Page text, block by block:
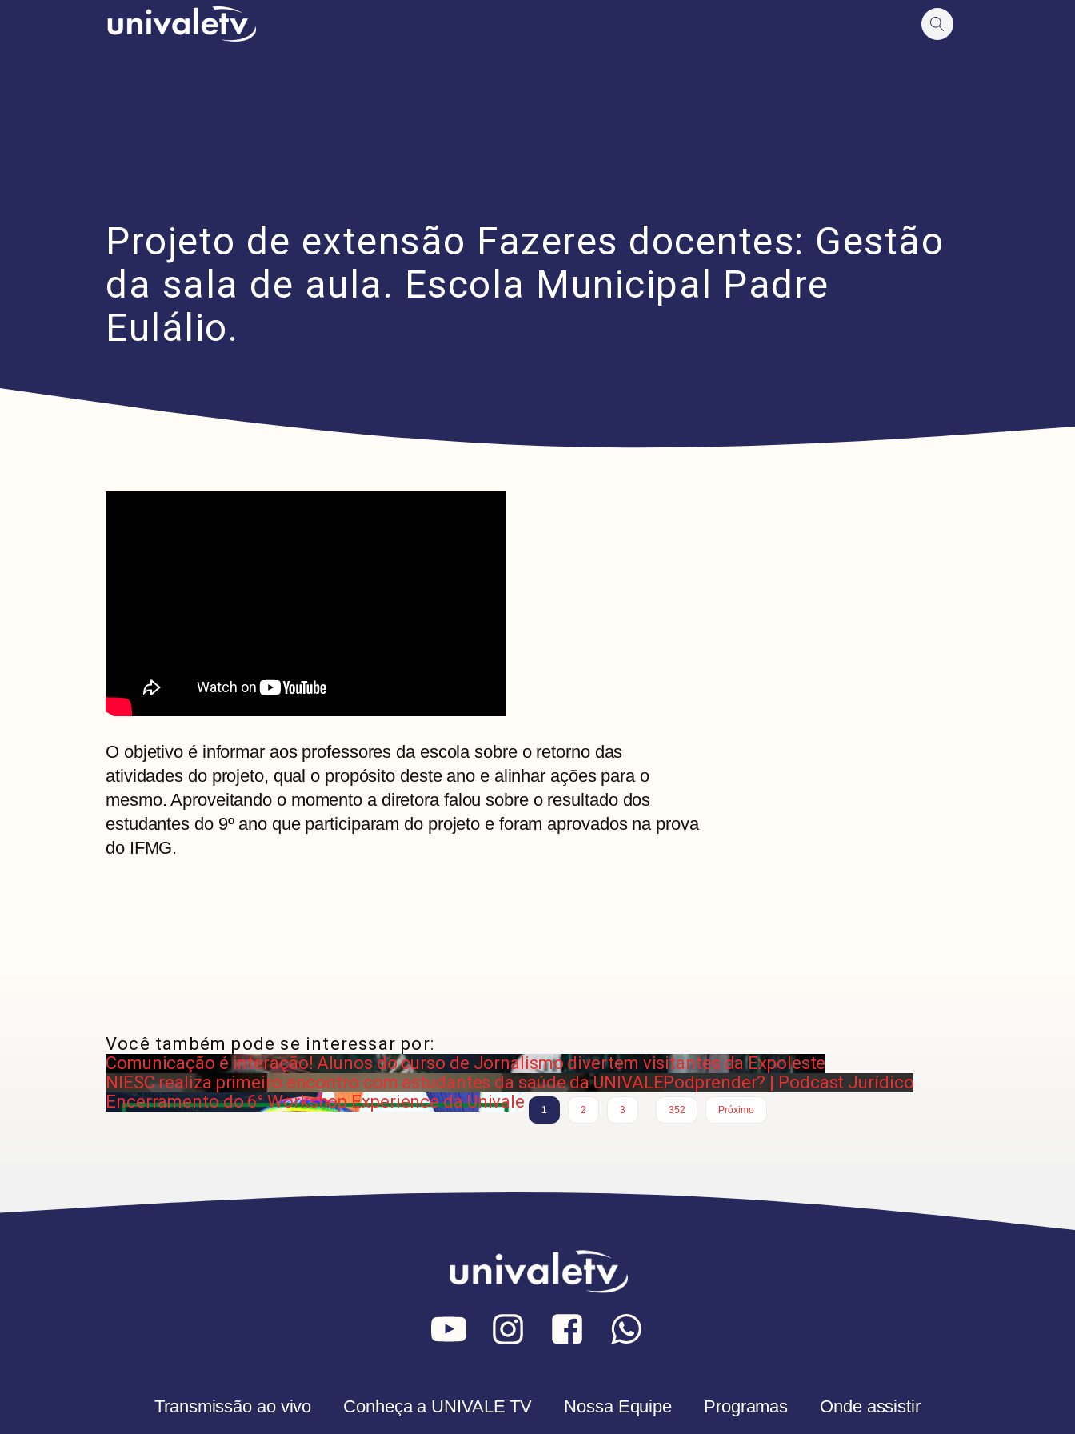
Projeto de extensão Fazeres docentes: Gestão
da sala de aula. Escola Municipal Padre
Eulálio.
O objetivo é informar aos professores da escola sobre o retorno das
atividades do projeto, qual o propósito deste ano e alinhar ações para o
mesmo. Aproveitando o momento a diretora falou sobre o resultado dos
estudantes do 9º ano que participaram do projeto e foram aprovados na prova
do IFMG.
Você também pode se interessar por:
Comunicação é interação! Alunos do curso de Jornalismo divertem visitantes da Expoleste
NIESC realiza primeiro encontro com estudantes da saúde da UNIVALEPodprender? | Podcast Jurídico
Encerramento do 6° Workshop Experience da Univale
1 2 3
352
Próximo
Transmissão ao vivo Conheça a UNIVALE TV Nossa Equipe Programas Onde assistir